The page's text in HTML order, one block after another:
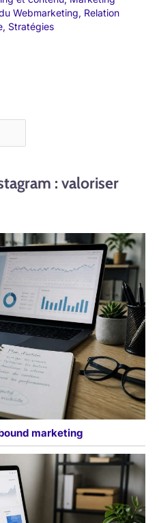
Webmarketing, Relation
, Stratégies
: valoriser
marketing